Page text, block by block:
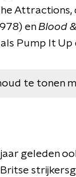
Attractions,
enBlood
Pump It Up
te tonen
geleden